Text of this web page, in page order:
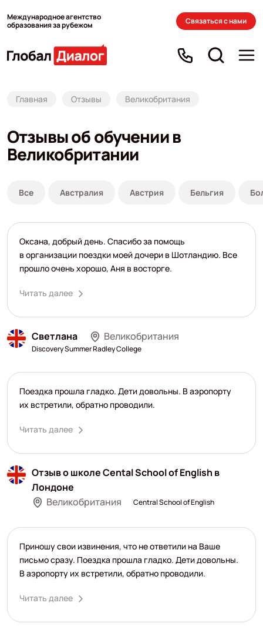
Международное агентство
образования за рубежом
Связаться с нами
Главная Отзывы Великобритания
Отзывы об обучении в
Великобритании
Все Австралия Австрия Бельгия
Светлана Великобритания
Discovery Summer Radley College
Оксана, добрый день. Спасибо за помощь
в организации поездки моей дочери в Шотландию. Все
прошло очень хорошо, Аня в восторге.
Читать далее
Отзыв о школе Cental School of English в
Лондоне
Великобритания
Central School of English
Поездка прошла гладко. Дети довольны. В аэропорту
их встретили, обратно проводили.
Читать далее
Приношу свои извинения, что не ответили на Ваше
письмо сразу. Поездка прошла гладко. Дети довольны.
В аэропорту их встретили, обратно проводили.
Читать далее